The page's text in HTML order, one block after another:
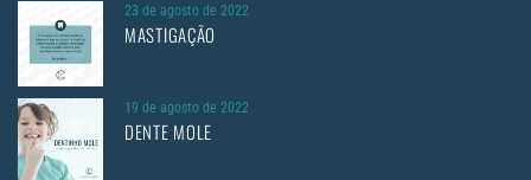
23 de agosto de 2022
MASTIGAÇÃO
19 de agosto de 2022
DENTE MOLE